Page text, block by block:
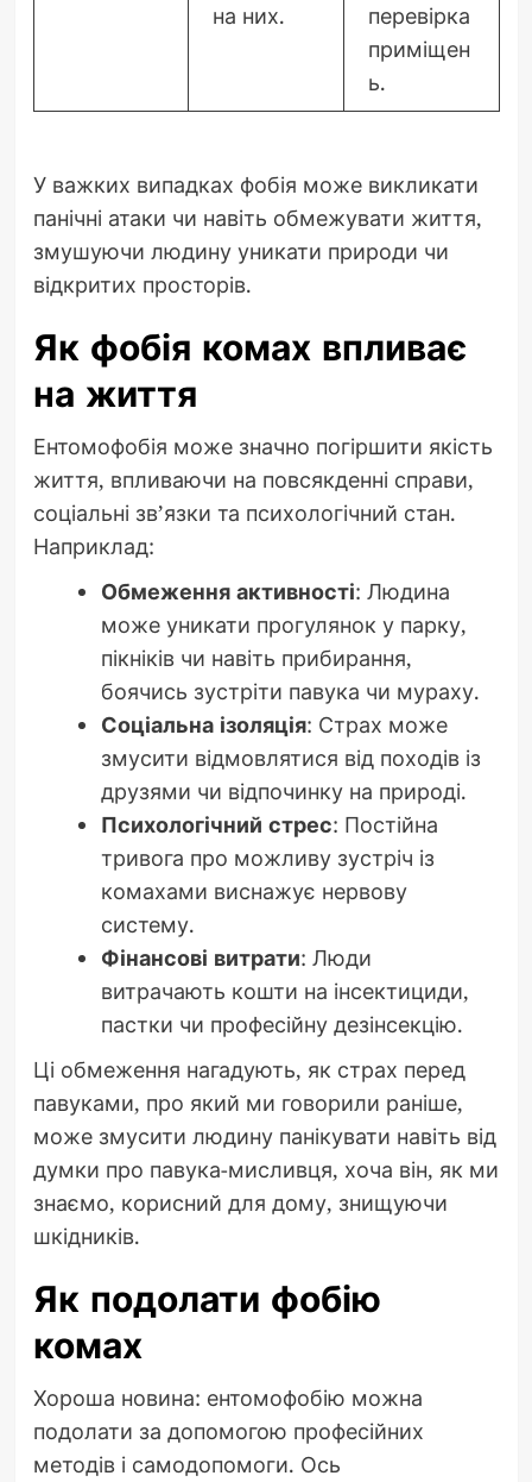
на них.
перевірка
приміщен
ь.
У важких випадках фобія може викликати
панічні атаки чи навіть обмежувати життя,
змушуючи людину уникати природи чи
відкритих просторів.
Як фобія комах впливає
на життя
Ентомофобія може значно погіршити якість
життя, впливаючи на повсякденні справи,
соціальні зв’язки та психологічний стан.
Наприклад:
Обмеження активності: Людина
може уникати прогулянок у парку,
пікніків чи навіть прибирання,
боячись зустріти павука чи мураху.
Соціальна ізоляція: Страх може
змусити відмовлятися від походів із
друзями чи відпочинку на природі.
Психологічний стрес: Постійна
тривога про можливу зустріч із
комахами виснажує нервову
систему.
Фінансові витрати: Люди
витрачають кошти на інсектициди,
пастки чи професійну дезінсекцію.
Ці обмеження нагадують, як страх перед
павуками, про який ми говорили раніше,
може змусити людину панікувати навіть від
думки про павука-мисливця, хоча він, як ми
знаємо, корисний для дому, знищуючи
шкідників.
Як подолати фобію
комах
Хороша новина: ентомофобію можна
подолати за допомогою професійних
методів і самодопомоги. Ось